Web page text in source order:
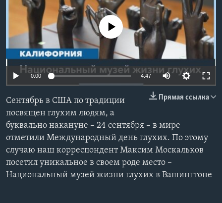
Learning English
СОЦИАЛЬНЫЕ СЕТИ
No media source currently available
0:00 4:47
Прямая ссылка
Сентябрь в США по традиции
посвящен глухим людям, а
буквально накануне – 24 сентября – в мире
отметили Международный день глухих. По этому
случаю наш корреспондент Максим Москальков
посетил уникальное в своем роде место –
Национальный музей жизни глухих в Вашингтоне